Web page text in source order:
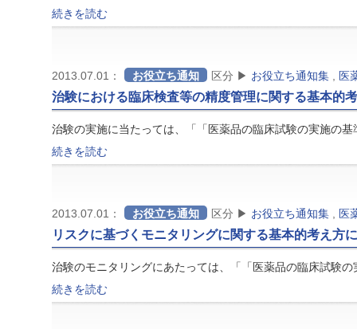
続きを読む
2013.07.01： お役立ち通知 区分 ▶ お役立ち通知集 医
治験における臨床検査等の精度管理に関する基本的
治験の実施に当たっては、「「医薬品の臨床試験の実施の
続きを読む
2013.07.01： お役立ち通知 区分 ▶ お役立ち通知集 医
リスクに基づくモニタリングに関する基本的考え方
治験のモニタリングにあたっては、「「医薬品の臨床試験
続きを読む